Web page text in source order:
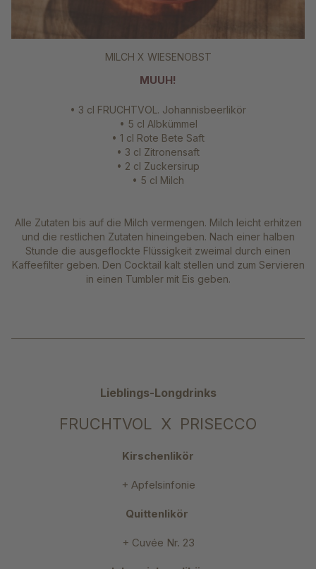
MILCH X WIESENOBST
MUUH!
• 3 cl FRUCHTVOL. Johannisbeerlikör
• 5 cl Albkümmel
• 1 cl Rote Bete Saft
• 3 cl Zitronensaft
• 2 cl Zuckersirup
• 5 cl Milch
Alle Zutaten bis auf die Milch vermengen. Milch leicht erhitzen
und die restlichen Zutaten hineingeben. Nach einer halben
Stunde die ausgeflockte Flüssigkeit zweimal durch einen
Kaffeefilter geben. Den Cocktail kalt stellen und zum Servieren
in einen Tumbler mit Eis geben.
Lieblings-Longdrinks
FRUCHTVOL X PRISECCO
Kirschenlikör
+ Apfelsinfonie
Quittenlikör
+ Cuvée Nr. 23